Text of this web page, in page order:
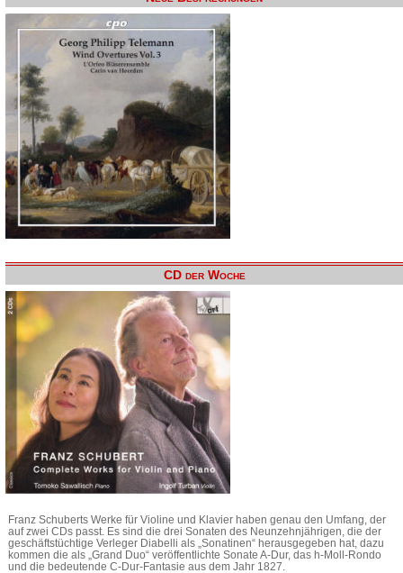
CD der Woche
Franz Schuberts Werke für Violine und Klavier haben genau den Umfang, der
auf zwei CDs passt. Es sind die drei Sonaten des Neunzehnjährigen, die der
geschäftstüchtige Verleger Diabelli als „Sonatinen“ herausgegeben hat, dazu
kommen die als „Grand Duo“ veröffentlichte Sonate A-Dur, das h-Moll-Rondo
und die bedeutende C-Dur-Fantasie aus dem Jahr 1827.